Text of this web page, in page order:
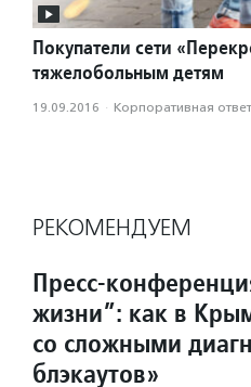
Покупатели сети
тяжелобольным детям
19.09.2016 · Корпоративная
РЕКОМЕНДУЕМ
Пресс-
жизни”: как в
со сложными
блэкаутов»